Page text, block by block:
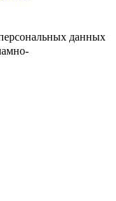
данных